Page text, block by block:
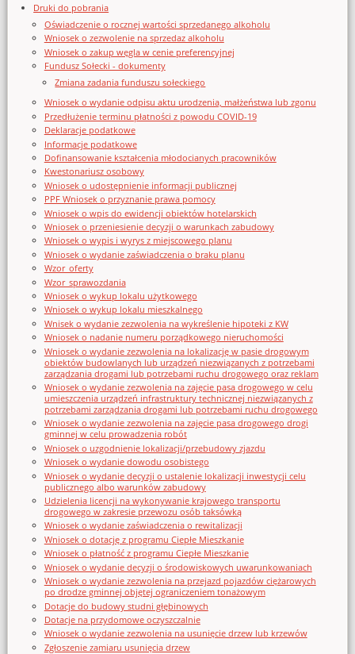
Druki do pobrania
Oświadczenie o rocznej wartości sprzedanego alkoholu
Wniosek o zezwolenie na sprzedaz alkoholu
Wniosek o zakup węgla w cenie preferencyjnej
Fundusz Sołecki - dokumenty
Zmiana zadania funduszu sołeckiego
Wniosek o wydanie odpisu aktu urodzenia, małżeństwa lub zgonu
Przedłużenie terminu płatności z powodu COVID-19
Deklaracje podatkowe
Informacje podatkowe
Dofinansowanie kształcenia młodocianych pracowników
Kwestonariusz osobowy
Wniosek o udostępnienie informacji publicznej
PPF Wniosek o przyznanie prawa pomocy
Wniosek o wpis do ewidencji obiektów hotelarskich
Wniosek o przeniesienie decyzji o warunkach zabudowy
Wniosek o wypis i wyrys z miejscowego planu
Wniosek o wydanie zaświadczenia o braku planu
Wzor_oferty
Wzor_sprawozdania
Wniosek o wykup lokalu użytkowego
Wniosek o wykup lokalu mieszkalnego
Wnisek o wydanie zezwolenia na wykreślenie hipoteki z KW
Wniosek o nadanie numeru porządkowego nieruchomości
Wniosek o wydanie zezwolenia na lokalizację w pasie drogowym
obiektów budowlanych lub urządzeń niezwiązanych z potrzebami
zarządzania drogami lub potrzebami ruchu drogowego oraz reklam
Wniosek o wydanie zezwolenia na zajęcie pasa drogowego w celu
umieszczenia urządzeń infrastruktury technicznej niezwiązanych z
potrzebami zarządzania drogami lub potrzebami ruchu drogowego
Wniosek o wydanie zezwolenia na zajęcie pasa drogowego drogi
gminnej w celu prowadzenia robót
Wniosek o uzgodnienie lokalizacji/przebudowy zjazdu
Wniosek o wydanie dowodu osobistego
Wniosek o wydanie decyzji o ustalenie lokalizacji inwestycji celu
publicznego albo warunków zabudowy
Udzielenia licencji na wykonywanie krajowego transportu
drogowego w zakresie przewozu osób taksówką
Wniosek o wydanie zaświadczenia o rewitalizacji
Wniosek o dotację z programu Ciepłe Mieszkanie
Wniosek o płatność z programu Ciepłe Mieszkanie
Wniosek o wydanie decyzji o środowiskowych uwarunkowaniach
Wniosek o wydanie zezwolenia na przejazd pojazdów ciężarowych
po drodze gminnej objętej ograniczeniem tonażowym
Dotacje do budowy studni głębinowych
Dotacje na przydomowe oczyszczalnie
Wniosek o wydanie zezwolenia na usunięcie drzew lub krzewów
Zgłoszenie zamiaru usunięcia drzew